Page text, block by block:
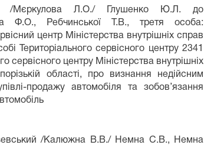
/Мєркулова Л.О./ Глушенко Ю.Л. до
Ф.О., Ребчинської Т.В., третя особа:
центр Міністерства внутрішніх справ
Територіального сервісного центру 2341
сервісного центру Міністерства внутрішніх
області, про визнання недійсним
продажу автомобіля та зобов’язання
/Калюжна В.В./ Немна С.В., Немна